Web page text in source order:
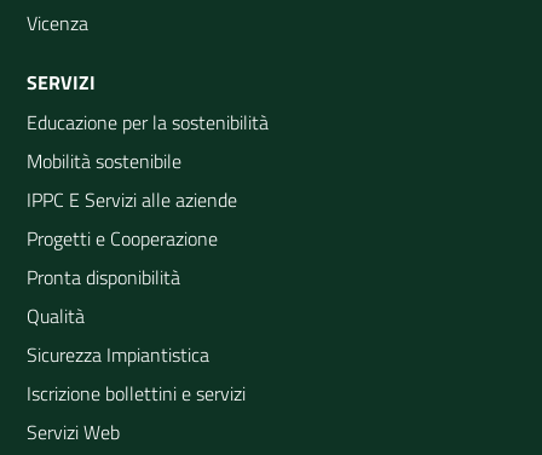
Vicenza
SERVIZI
Educazione per la sostenibilità
Mobilità sostenibile
IPPC E Servizi alle aziende
Progetti e Cooperazione
Pronta disponibilità
Qualità
Sicurezza Impiantistica
Iscrizione bollettini e servizi
Servizi Web